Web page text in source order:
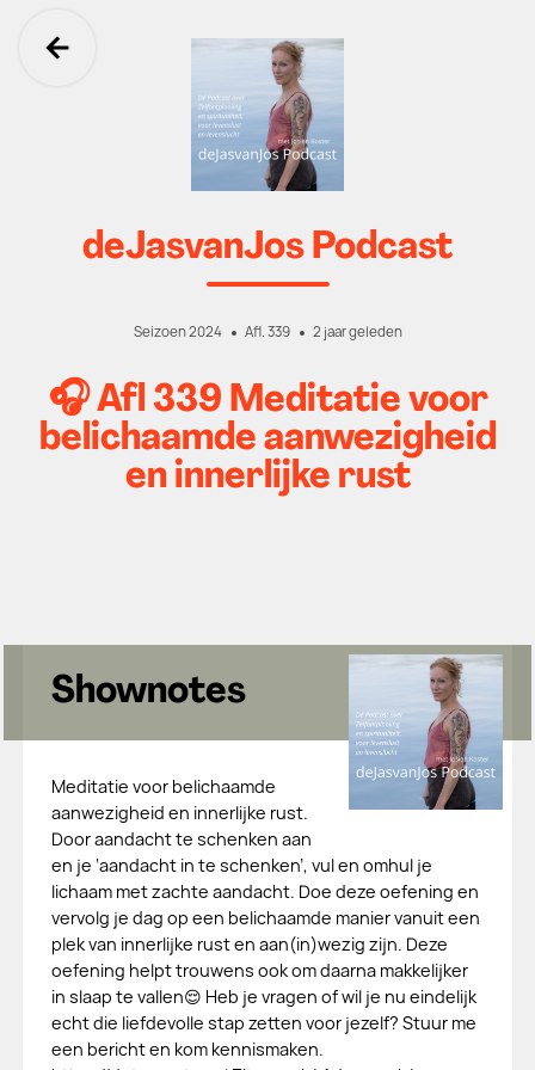
Ga terug
deJasvanJos Podcast
Seizoen 2024 Afl. 339 2 jaar geleden
🎧 Afl 339 Meditatie voor
belichaamde aanwezigheid
en innerlijke rust
Shownotes
Meditatie voor belichaamde
aanwezigheid en innerlijke rust.
Door aandacht te schenken aan
en je ‘aandacht in te schenken’, vul en omhul je
lichaam met zachte aandacht. Doe deze oefening en
vervolg je dag op een belichaamde manier vanuit een
plek van innerlijke rust en aan(in)wezig zijn. Deze
oefening helpt trouwens ook om daarna makkelijker
in slaap te vallen😌 Heb je vragen of wil je nu eindelijk
echt die liefdevolle stap zetten voor jezelf? Stuur me
een bericht en kom kennismaken.